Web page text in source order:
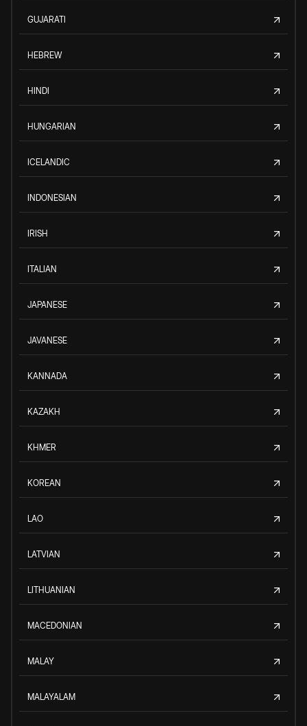
GUJARATI
HEBREW
HINDI
HUNGARIAN
ICELANDIC
INDONESIAN
IRISH
ITALIAN
JAPANESE
JAVANESE
KANNADA
KAZAKH
KHMER
KOREAN
LAO
LATVIAN
LITHUANIAN
MACEDONIAN
MALAY
MALAYALAM